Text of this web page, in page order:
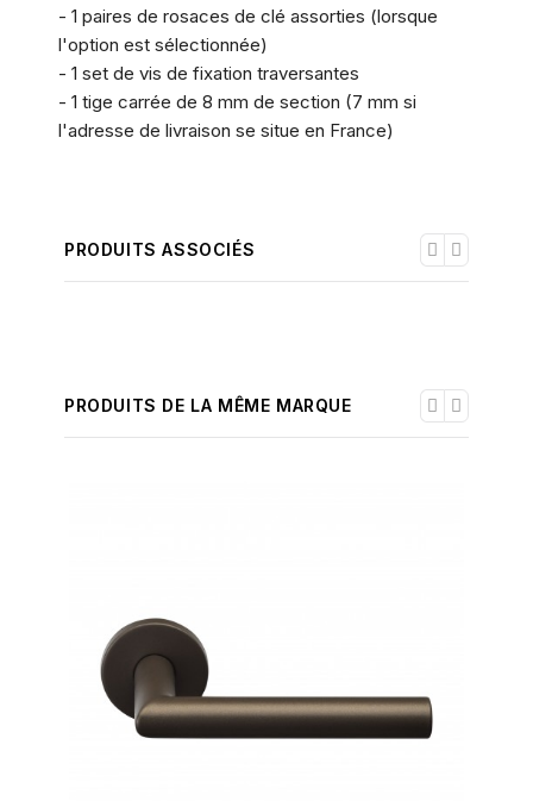
- 1 paires de rosaces de clé assorties (lorsque
l'option est sélectionnée)
- 1 set de vis de fixation traversantes
- 1 tige carrée de 8 mm de section (7 mm si
l'adresse de livraison se situe en France)
PRODUITS ASSOCIÉS
PRODUITS DE LA MÊME MARQUE